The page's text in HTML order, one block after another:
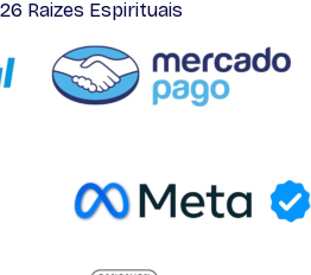
Raizes Espirituais